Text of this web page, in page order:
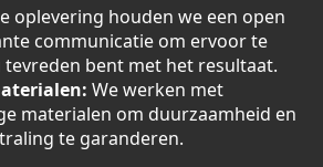
oplevering houden we een open
communicatie om ervoor te
bent met het resultaat.
We werken met
materialen om duurzaamheid en
te garanderen.